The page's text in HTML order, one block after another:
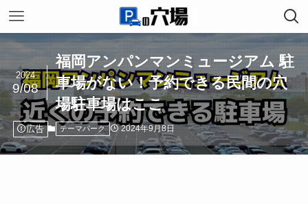
福岡アンパンマンミュージアム 駐
車場がない！予約できる民間の穴
場駐車場はここ
2024
9/08
広告 テーマパーク 2024年9月8日